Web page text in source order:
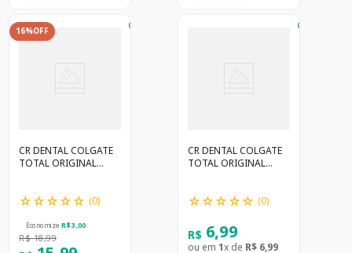
16%OFF
CR DENTAL COLGATE
TOTAL ORIGINAL
☆☆☆☆☆ (0)
Economize R$ 3,00
R$ 18,99
CR DENTAL COLGATE
TOTAL ORIGINAL
☆☆☆☆☆ (0)
R$ 6,99
ou em 1x de R$ 6,99